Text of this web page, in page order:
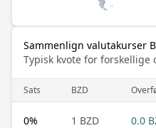
Sammenlign valutakurser
Typisk kvote for
Sats BZD
0% 1 BZD 0.0